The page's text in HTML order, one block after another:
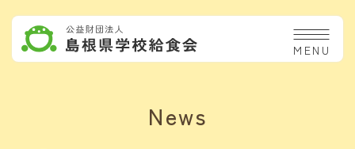
MENU
News